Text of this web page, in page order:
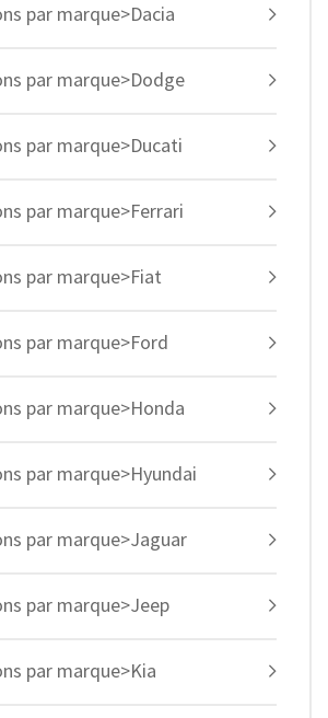
par marque>Dacia
par marque>Dodge
par marque>Ducati
par marque>Ferrari
par marque>Fiat
par marque>Ford
par marque>Honda
par marque>Hyundai
par marque>Jaguar
par marque>Jeep
par marque>Kia